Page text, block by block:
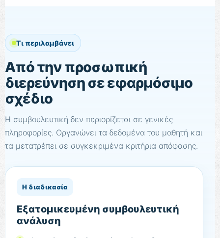
Τι περιλαμβάνει
Από την προσωπική
διερεύνηση σε εφαρμόσιμο
σχέδιο
Η συμβουλευτική δεν περιορίζεται σε γενικές
πληροφορίες. Οργανώνει τα δεδομένα του μαθητή και
τα μετατρέπει σε συγκεκριμένα κριτήρια απόφασης.
Η διαδικασία
Εξατομικευμένη συμβουλευτική
ανάλυση